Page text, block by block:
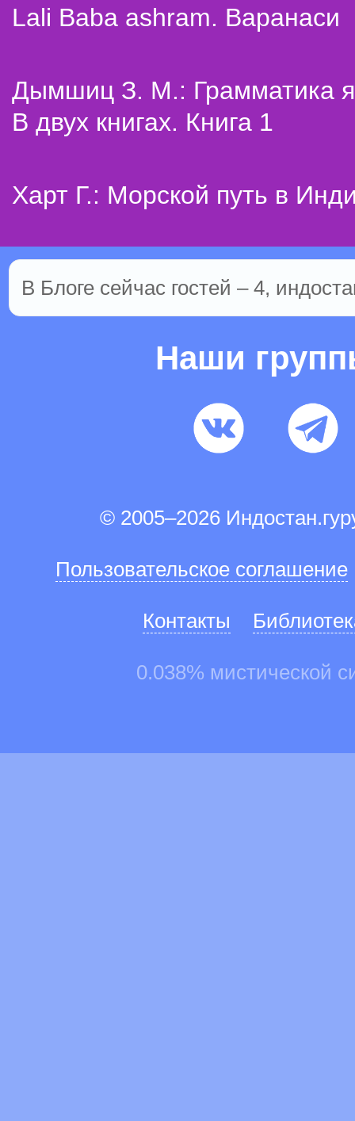
Lali Baba ashram. Варанаси
Дымшиц З. М.: Грамматика
В двух книгах. Книга 1
Харт Г.: Морской путь в
В Блоге сейчас гостей – 4,
Наши
© 2005–2026
Пользовательское соглашение
Контакты
0.038% мистической